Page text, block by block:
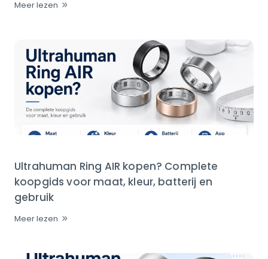
Meer lezen
Ultrahuman Ring AIR kopen? Complete
koopgids voor maat, kleur, batterij en
gebruik
Meer lezen